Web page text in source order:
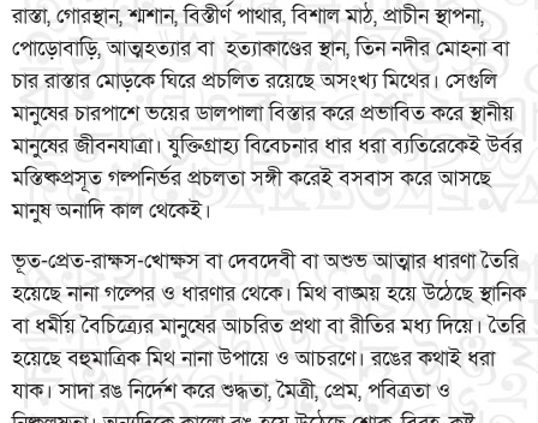
রাস্তা, গোরস্থান, শ্মশান, বিস্তীর্ণ পাথার, বিশাল মাঠ, প্রাচীন স্থাপনা,
পোড়োবাড়ি, আত্মহত্যার বা হত্যাকাণ্ডের স্থান, তিন নদীর মোহনা বা
চার রাস্তার মোড়কে ঘিরে প্রচলিত রয়েছে অসংখ্য মিথের। সেগুলি
মানুষের চারপাশে ভয়ের ডালপালা বিস্তার করে প্রভাবিত করে স্থানীয়
মানুষের জীবনযাত্রা। যুক্তিগ্রাহ্য বিবেচনার ধার ধরা ব্যতিরেকেই উর্বর
মস্তিষ্কপ্রসূত গল্পনির্ভর প্রচলতা সঙ্গী করেই বসবাস করে আসছে
মানুষ অনাদি কাল থেকেই।
ভূত-প্রেত-রাক্ষস-খোক্ষস বা দেবদেবী বা অশুভ আত্মার ধারণা তৈরি
হয়েছে নানা গল্পের ও ধারণার থেকে। মিথ বাঙ্ময় হয়ে উঠেছে স্থানিক
বা ধর্মীয় বৈচিত্র্যের মানুষের আচরিত প্রথা বা রীতির মধ্য দিয়ে। তৈরি
হয়েছে বহুমাত্রিক মিথ নানা উপায়ে ও আচরণে। রঙের কথাই ধরা
যাক। সাদা রঙ নির্দেশ করে শুদ্ধতা, মৈত্রী, প্রেম, পবিত্রতা ও